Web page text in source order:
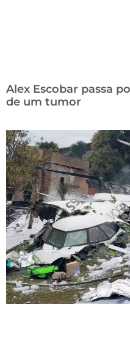
Alex Escobar passa
de um tumor